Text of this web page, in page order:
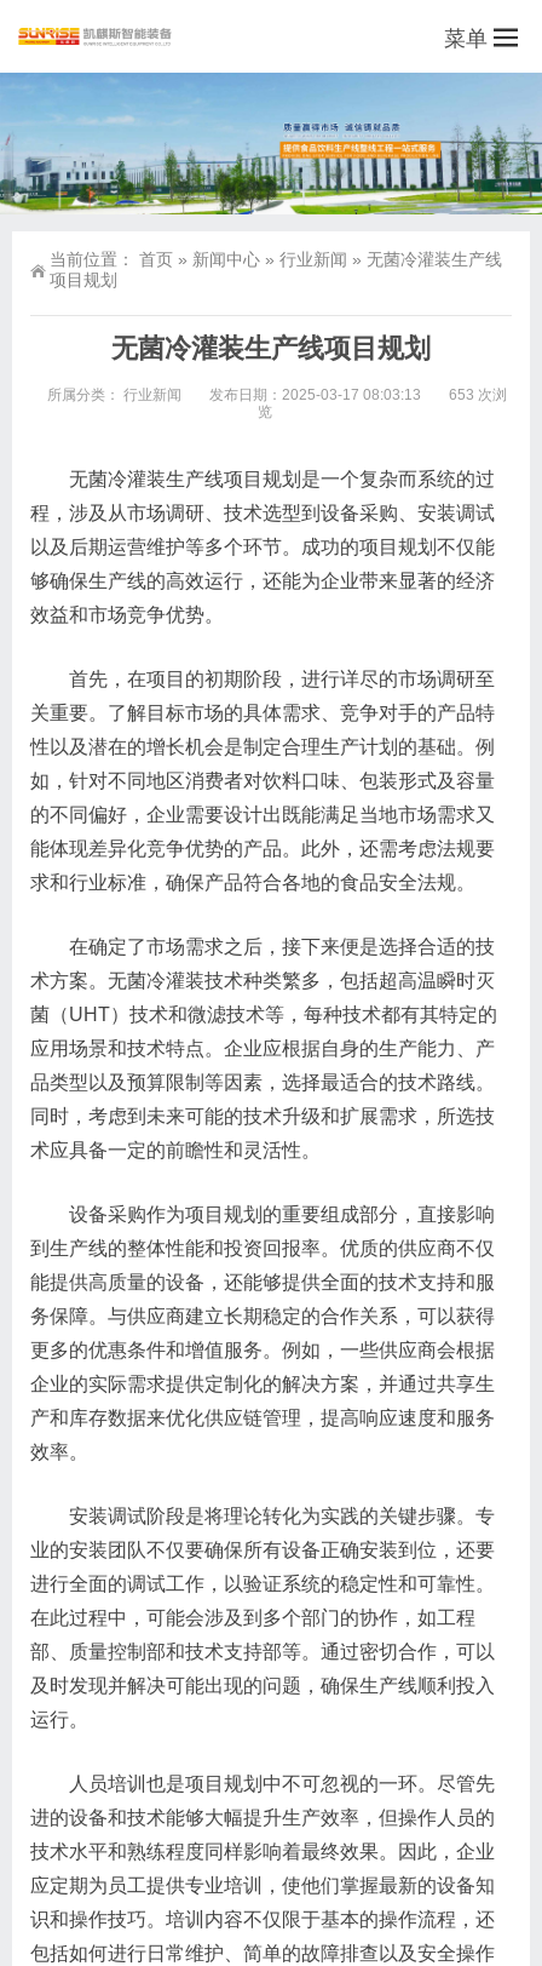
菜单
当前位置： 首页 » 新闻中心 » 行业新闻 » 无菌冷灌装生产线
项目规划
无菌冷灌装生产线项目规划
所属分类： 行业新闻 发布日期：2025-03-17 08:03:13
653 次浏
览
无菌冷灌装生产线项目规划是一个复杂而系统的过
程，涉及从市场调研、技术选型到设备采购、安装调试
以及后期运营维护等多个环节。成功的项目规划不仅能
够确保生产线的高效运行，还能为企业带来显著的经济
效益和市场竞争优势。
首先，在项目的初期阶段，进行详尽的市场调研至
关重要。了解目标市场的具体需求、竞争对手的产品特
性以及潜在的增长机会是制定合理生产计划的基础。例
如，针对不同地区消费者对饮料口味、包装形式及容量
的不同偏好，企业需要设计出既能满足当地市场需求又
能体现差异化竞争优势的产品。此外，还需考虑法规要
求和行业标准，确保产品符合各地的食品安全法规。
在确定了市场需求之后，接下来便是选择合适的技
术方案。无菌冷灌装技术种类繁多，包括超高温瞬时灭
菌（UHT）技术和微滤技术等，每种技术都有其特定的
应用场景和技术特点。企业应根据自身的生产能力、产
品类型以及预算限制等因素，选择最适合的技术路线。
同时，考虑到未来可能的技术升级和扩展需求，所选技
术应具备一定的前瞻性和灵活性。
设备采购作为项目规划的重要组成部分，直接影响
到生产线的整体性能和投资回报率。优质的供应商不仅
能提供高质量的设备，还能够提供全面的技术支持和服
务保障。与供应商建立长期稳定的合作关系，可以获得
更多的优惠条件和增值服务。例如，一些供应商会根据
企业的实际需求提供定制化的解决方案，并通过共享生
产和库存数据来优化供应链管理，提高响应速度和服务
效率。
安装调试阶段是将理论转化为实践的关键步骤。专
业的安装团队不仅要确保所有设备正确安装到位，还要
进行全面的调试工作，以验证系统的稳定性和可靠性。
在此过程中，可能会涉及到多个部门的协作，如工程
部、质量控制部和技术支持部等。通过密切合作，可以
及时发现并解决可能出现的问题，确保生产线顺利投入
运行。
人员培训也是项目规划中不可忽视的一环。尽管先
进的设备和技术能够大幅提升生产效率，但操作人员的
技术水平和熟练程度同样影响着最终效果。因此，企业
应定期为员工提供专业培训，使他们掌握最新的设备知
识和操作技巧。培训内容不仅限于基本的操作流程，还
包括如何进行日常维护、简单的故障排查以及安全操作